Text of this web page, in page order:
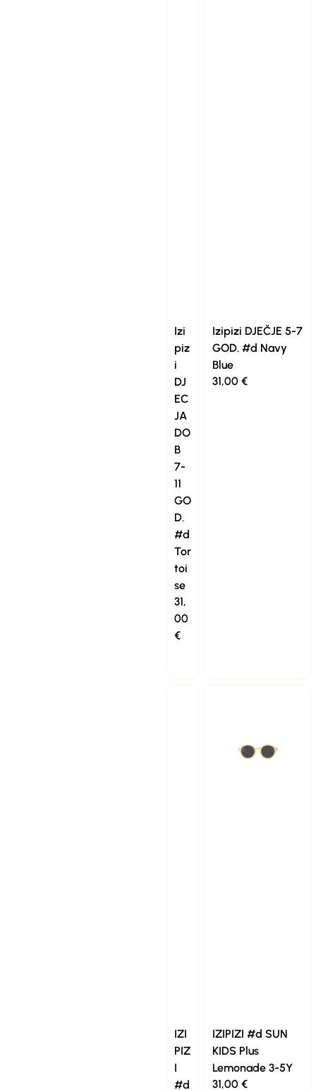
Izi
piz
i
DJ
EC
JA
DO
B
7-
11
GO
D.
#d
Tor
toi
se
31,
00
€
Izipizi DJEČJE 5-7
GOD. #d Navy
Blue
31,00 €
IZI
PIZ
I
#d
IZIPIZI #d SUN
KIDS Plus
Lemonade 3-5Y
31,00 €